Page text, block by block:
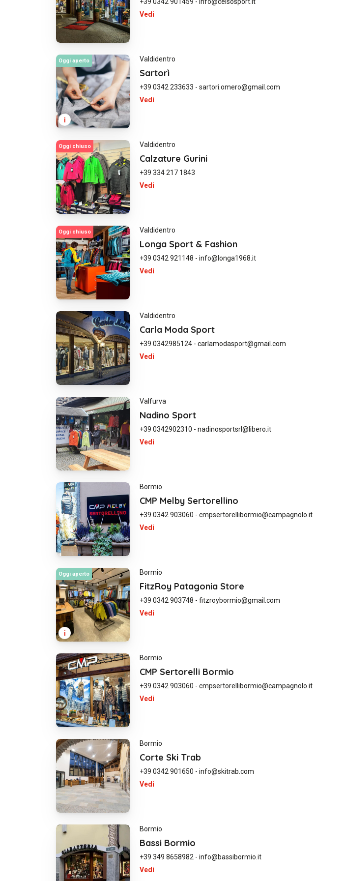
Vedi
i
Oggi aperto Valdidentro
Sartorì
+39 0342 233633 - sartori.omero@gmail.com
Vedi
Oggi chiuso Valdidentro
Calzature Gurini
+39 334 217 1843
Vedi
Oggi chiuso Valdidentro
Longa Sport & Fashion
+39 0342 921148 - info@longa1968.it
Vedi
Valdidentro
Carla Moda Sport
+39 0342985124 - carlamodasport@gmail.com
Vedi
Valfurva
Nadino Sport
+39 0342902310 - nadinosportsrl@libero.it
Vedi
Bormio
CMP Melby Sertorellino
+39 0342 903060 - cmpsertorellibormio@campagnolo.it
Vedi
i
Oggi aperto Bormio
FitzRoy Patagonia Store
+39 0342 903748 - fitzroybormio@gmail.com
Vedi
Bormio
CMP Sertorelli Bormio
+39 0342 903060 - cmpsertorellibormio@campagnolo.it
Vedi
Bormio
Corte Ski Trab
+39 0342 901650 - info@skitrab.com
Vedi
Bormio
Bassi Bormio
+39 349 8658982 - info@bassibormio.it
Vedi